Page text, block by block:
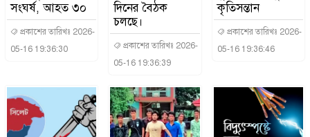
সংঘর্ষ, আহত ৩০
প্রকাশের তারিখঃ 2026-
05-16 19:36:30
দিনের বৈঠক
চলছে।
প্রকাশের তারিখঃ 2026-
05-16 19:36:39
কৃতিসন্তান
প্রকাশের তারিখঃ 2026-
05-16 19:36:46